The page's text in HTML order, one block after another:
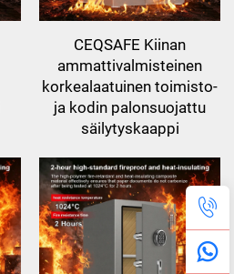
CEQSAFE Kiinan
ammattivalmisteinen
korkealaatuinen toimisto-
ja kodin palonsuojattu
säilytyskaappi